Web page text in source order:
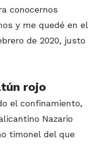
conocernos
y me quedé en el
de 2020, justo
rojo
el confinamiento,
Nazario
timonel del que